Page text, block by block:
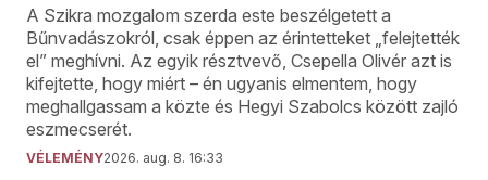
A Szikra mozgalom szerda este beszélgetett a
Bűnvadászokról, csak éppen az érintetteket „felejtették
el” meghívni. Az egyik résztvevő, Csepella Olivér azt is
kifejtette, hogy miért – én ugyanis elmentem, hogy
meghallgassam a közte és Hegyi Szabolcs között zajló
eszmecserét.
VÉLEMÉNY2026. aug. 8. 16:33